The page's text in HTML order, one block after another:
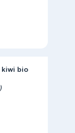
kiwi bio